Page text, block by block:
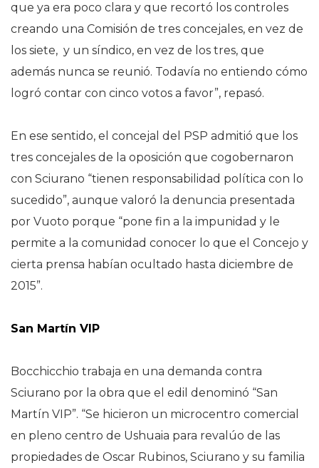
que ya era poco clara y que recortó los controles
creando una Comisión de tres concejales, en vez de
los siete, y un síndico, en vez de los tres, que
además nunca se reunió. Todavía no entiendo cómo
logró contar con cinco votos a favor”, repasó.
En ese sentido, el concejal del PSP admitió que los
tres concejales de la oposición que cogobernaron
con Sciurano “tienen responsabilidad política con lo
sucedido”, aunque valoró la denuncia presentada
por Vuoto porque “pone fin a la impunidad y le
permite a la comunidad conocer lo que el Concejo y
cierta prensa habían ocultado hasta diciembre de
2015”.
San Martín VIP
Bocchicchio trabaja en una demanda contra
Sciurano por la obra que el edil denominó “San
Martín VIP”. “Se hicieron un microcentro comercial
en pleno centro de Ushuaia para revalúo de las
propiedades de Oscar Rubinos, Sciurano y su familia